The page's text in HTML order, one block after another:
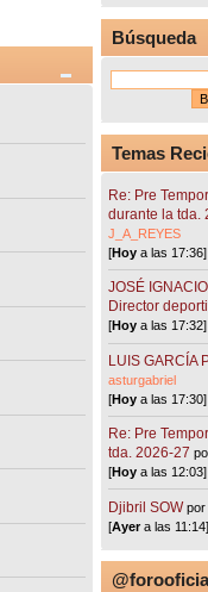
Búsqueda
Temas
Re: Pre
durante la tda.
J_A_REYES
[Hoy a las 17:36]
JOSÉ
Director
[Hoy a las 17:32]
LUIS GARCÍA
asturgabriel
[Hoy a las 17:30]
Re: Pre
tda. 2026-27
[Hoy a las 12:03]
Djibril SOW
[Ayera las 11:14]